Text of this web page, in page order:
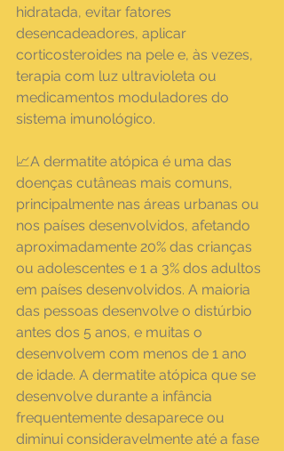
hidratada, evitar fatores
desencadeadores, aplicar
corticosteroides na pele e, às vezes,
terapia com luz ultravioleta ou
medicamentos moduladores do
sistema imunológico.
📈A dermatite atópica é uma das
doenças cutâneas mais comuns,
principalmente nas áreas urbanas ou
nos países desenvolvidos, afetando
aproximadamente 20% das crianças
ou adolescentes e 1 a 3% dos adultos
em países desenvolvidos. A maioria
das pessoas desenvolve o distúrbio
antes dos 5 anos, e muitas o
desenvolvem com menos de 1 ano
de idade. A dermatite atópica que se
desenvolve durante a infância
frequentemente desaparece ou
diminui consideravelmente até a fase